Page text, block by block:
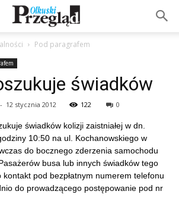
Pod paragrafem
świadków
- 12 stycznia 2012 122 0
świadków kolizji zaistniałej w dn.
10:50 na ul. Kochanowskiego w
do bocznego zderzenia samochodu
busa lub innych świadków tego
pod bezpłatnym numerem telefonu
do prowadzącego postępowanie pod nr